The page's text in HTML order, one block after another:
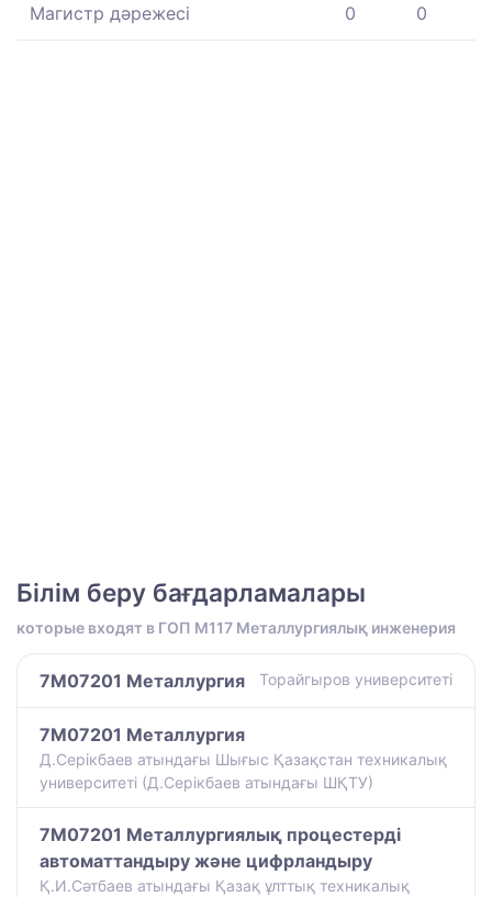
Магистр дәрежесі 0 0
Білім беру бағдарламалары
которые входят в ГОП M117 Металлургиялық инженерия
7M07201 Металлургия Торайгыров университеті
7M07201 Металлургия
Д.Серікбаев атындағы Шығыс Қазақстан техникалық
университеті (Д.Серікбаев атындағы ШҚТУ)
7M07201 Металлургиялық процестерді
автоматтандыру және цифрландыру
Қ.И.Сәтбаев атындағы Қазақ ұлттық техникалық